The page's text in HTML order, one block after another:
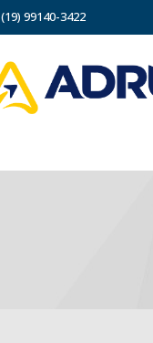
(19) 99140-3422